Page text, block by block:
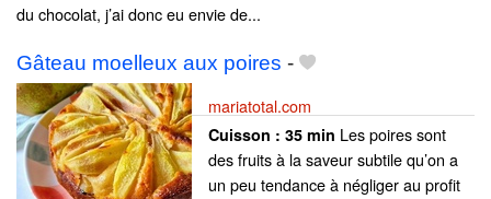
du chocolat, j’ai donc eu envie de...
Gâteau moelleux aux poires -
mariatotal.com
Cuisson : 35 min Les poires sont
des fruits à la saveur subtile qu’on a
un peu tendance à négliger au profit